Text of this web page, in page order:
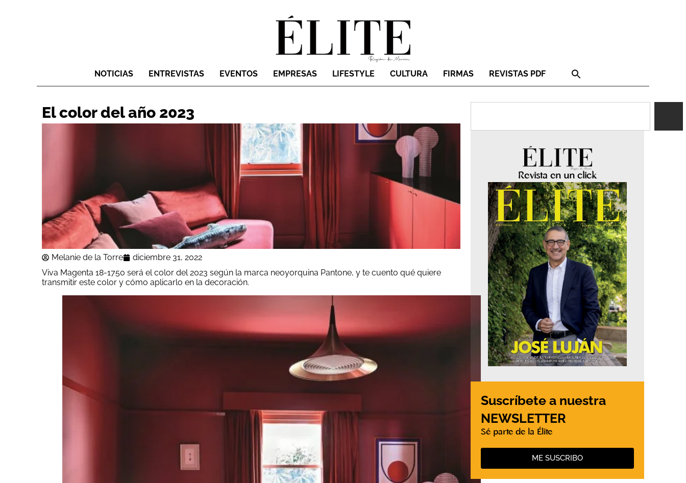
NOTICIAS ENTREVISTAS EVENTOS EMPRESAS LIFESTYLE CULTURA FIRMAS REVISTAS PDF
El color del año 2023
Melanie de la Torre
diciembre 31, 2022
Viva Magenta 18-1750 será el color del 2023 según la marca neoyorquina Pantone, y te cuento qué quiere
transmitir este color y cómo aplicarlo en la decoración.
Revista en un click
Suscríbete a nuestra
NEWSLETTER
Sé parte de la Élite
ME SUSCRIBO